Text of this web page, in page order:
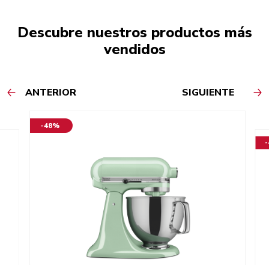
Descubre nuestros productos más
vendidos
ANTERIOR SIGUIENTE
-48%
-